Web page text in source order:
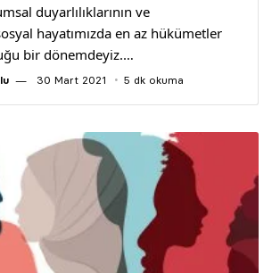
duyarlılıklarının ve
hayatımızda en az hükümetler
bir dönemdeyiz.…
30 Mart 2021 5 dk okuma